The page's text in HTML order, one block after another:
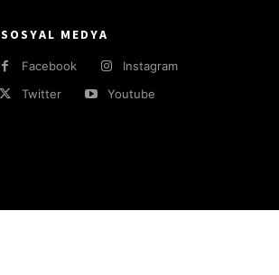
SOSYAL MEDYA
Facebook
Instagram
Twitter
Youtube